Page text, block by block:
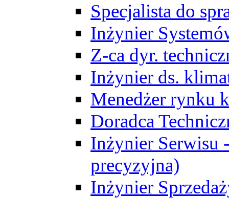
Specjalista do
Inżynier
Z-ca dyr.
Inżynier ds.
Menedżer rynku
Doradca
Inżynier Serwisu
precyzyjna)
Inżynier